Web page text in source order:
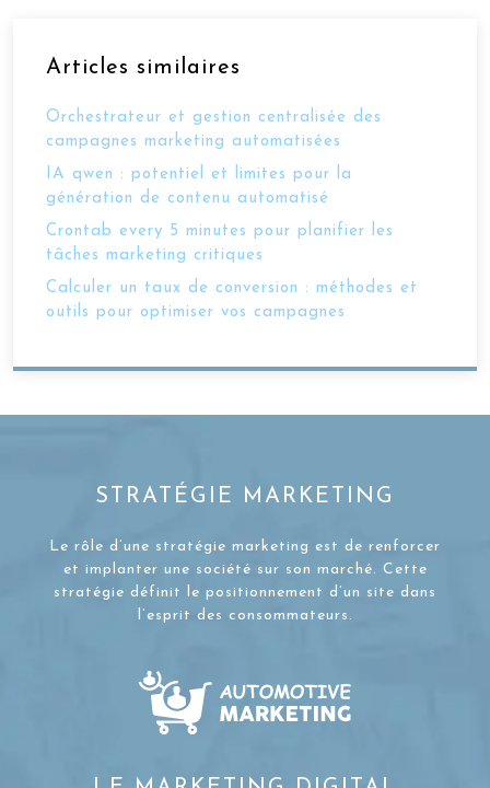
Articles similaires
Orchestrateur et gestion centralisée des
campagnes marketing automatisées
IA qwen : potentiel et limites pour la
génération de contenu automatisé
Crontab every 5 minutes pour planifier les
tâches marketing critiques
Calculer un taux de conversion : méthodes et
outils pour optimiser vos campagnes
STRATÉGIE MARKETING
Le rôle d’une stratégie marketing est de renforcer
et implanter une société sur son marché. Cette
stratégie définit le positionnement d’un site dans
l’esprit des consommateurs.